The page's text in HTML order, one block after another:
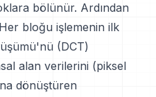
bölünür. Ardından
bloğu işlemenin ilk
(DCT)
alan verilerini (piksel
dönüştüren